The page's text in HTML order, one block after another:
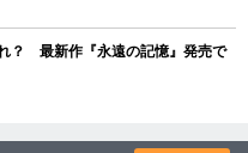
？ 最新作『永遠の記憶』発売で